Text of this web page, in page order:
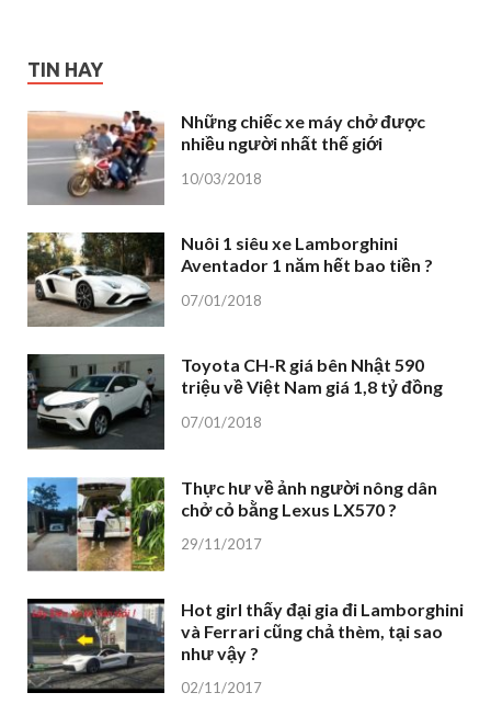
TIN HAY
Những chiếc xe máy chở được
nhiều người nhất thế giới
10/03/2018
Nuôi 1 siêu xe Lamborghini
Aventador 1 năm hết bao tiền ?
07/01/2018
Toyota CH-R giá bên Nhật 590
triệu về Việt Nam giá 1,8 tỷ đồng
07/01/2018
Thực hư về ảnh người nông dân
chở cỏ bằng Lexus LX570 ?
29/11/2017
Hot girl thấy đại gia đi Lamborghini
và Ferrari cũng chả thèm, tại sao
như vậy ?
02/11/2017